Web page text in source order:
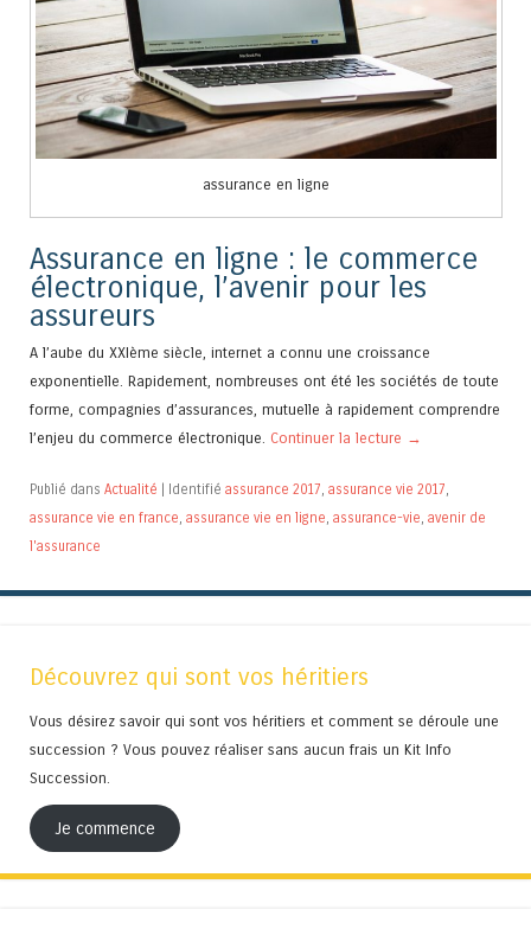
assurance en ligne
Assurance en ligne : le commerce
électronique, l’avenir pour les
assureurs
A l’aube du XXIème siècle, internet a connu une croissance
exponentielle. Rapidement, nombreuses ont été les sociétés de toute
forme, compagnies d’assurances, mutuelle à rapidement comprendre
l’enjeu du commerce électronique. Continuer la lecture →
Publié dans Actualité Identifié assurance 2017, assurance vie 2017,
assurance vie en france, assurance vie en ligne, assurance-vie, avenir de
l'assurance
Découvrez qui sont vos héritiers
Vous désirez savoir qui sont vos héritiers et comment se déroule une
succession ? Vous pouvez réaliser sans aucun frais un Kit Info
Succession.
Je commence